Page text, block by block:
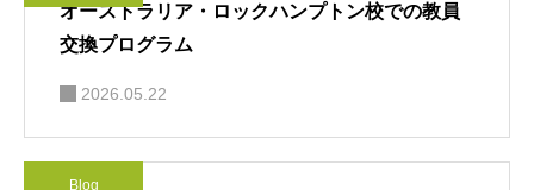
オーストラリア・ロックハンプトン校での教員
交換プログラム
2026.05.22
Blog